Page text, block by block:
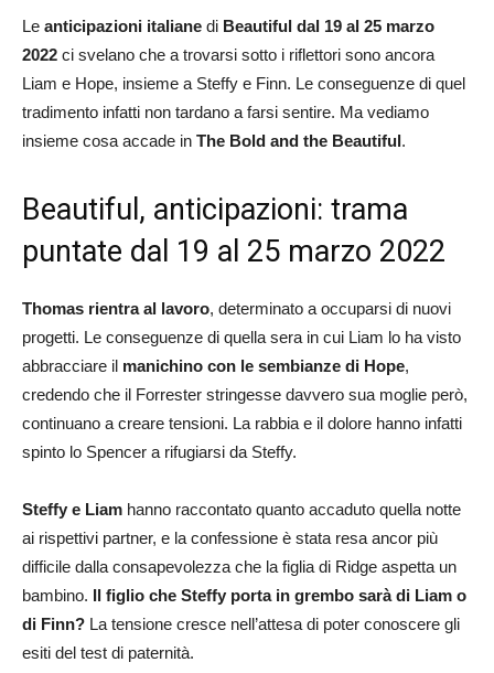
Le anticipazioni italiane di Beautiful dal 19 al 25 marzo
2022 ci svelano che a trovarsi sotto i riflettori sono ancora
Liam e Hope, insieme a Steffy e Finn. Le conseguenze di quel
tradimento infatti non tardano a farsi sentire. Ma vediamo
insieme cosa accade in The Bold and the Beautiful.
Beautiful, anticipazioni: trama
puntate dal 19 al 25 marzo 2022
Thomas rientra al lavoro, determinato a occuparsi di nuovi
progetti. Le conseguenze di quella sera in cui Liam lo ha visto
abbracciare il manichino con le sembianze di Hope,
credendo che il Forrester stringesse davvero sua moglie però,
continuano a creare tensioni. La rabbia e il dolore hanno infatti
spinto lo Spencer a rifugiarsi da Steffy.
Steffy e Liam hanno raccontato quanto accaduto quella notte
ai rispettivi partner, e la confessione è stata resa ancor più
difficile dalla consapevolezza che la figlia di Ridge aspetta un
bambino. Il figlio che Steffy porta in grembo sarà di Liam o
di Finn? La tensione cresce nell’attesa di poter conoscere gli
esiti del test di paternità.